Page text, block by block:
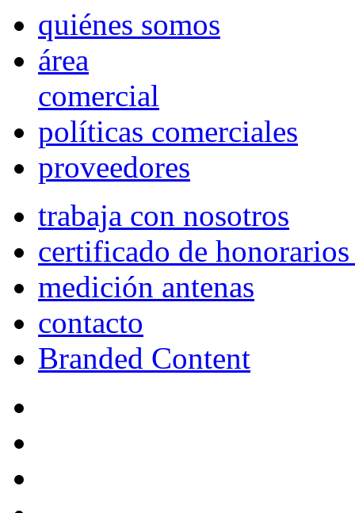
quiénes somos
área
comercial
políticas comerciales
proveedores
trabaja con nosotros
certificado de
medición antenas
contacto
Branded Content